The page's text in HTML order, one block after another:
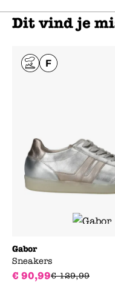
Dit vind je
Gabor
Sneakers
€ 90,99€ 129,99